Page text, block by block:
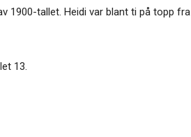
tallet. Heidi var blant ti på topp
13.